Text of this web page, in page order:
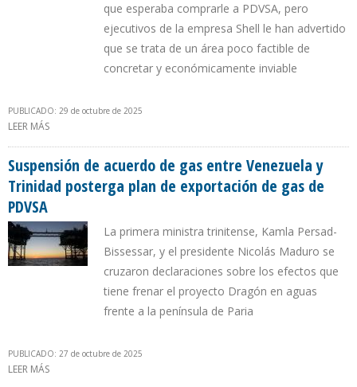
que esperaba comprarle a PDVSA, pero
ejecutivos de la empresa Shell le han advertido
que se trata de un área poco factible de
concretar y económicamente inviable
PUBLICADO: 29 de octubre de 2025
LEER MÁS
Suspensión de acuerdo de gas entre Venezuela y
Trinidad posterga plan de exportación de gas de
PDVSA
La primera ministra trinitense, Kamla Persad-
Bissessar, y el presidente Nicolás Maduro se
cruzaron declaraciones sobre los efectos que
tiene frenar el proyecto Dragón en aguas
frente a la península de Paria
PUBLICADO: 27 de octubre de 2025
LEER MÁS